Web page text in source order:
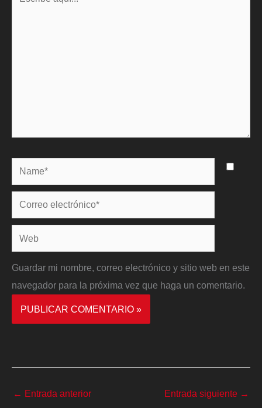
Name*
Correo
electrónico*
Web
Guardar mi nombre, correo electrónico y sitio web en este
navegador para la próxima vez que haga un comentario.
← Entrada anterior Entrada siguiente →